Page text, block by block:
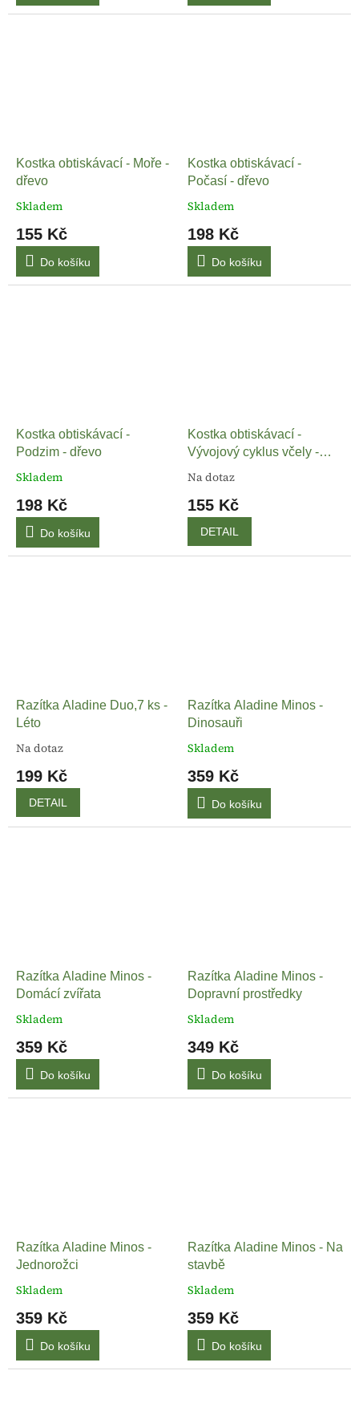
Kostka obtiskávací - Moře -
dřevo
Skladem
155 Kč
Do košíku
Kostka obtiskávací -
Počasí - dřevo
Skladem
198 Kč
Do košíku
Kostka obtiskávací -
Podzim - dřevo
Skladem
198 Kč
Do košíku
Kostka obtiskávací -
Vývojový cyklus včely -
dřevo
Na dotaz
155 Kč
DETAIL
Razítka Aladine Duo,7 ks -
Léto
Na dotaz
199 Kč
DETAIL
Razítka Aladine Minos -
Dinosauři
Skladem
359 Kč
Do košíku
Razítka Aladine Minos -
Domácí zvířata
Skladem
359 Kč
Do košíku
Razítka Aladine Minos -
Dopravní prostředky
Skladem
349 Kč
Do košíku
Razítka Aladine Minos -
Jednorožci
Skladem
359 Kč
Do košíku
Razítka Aladine Minos - Na
stavbě
Skladem
359 Kč
Do košíku